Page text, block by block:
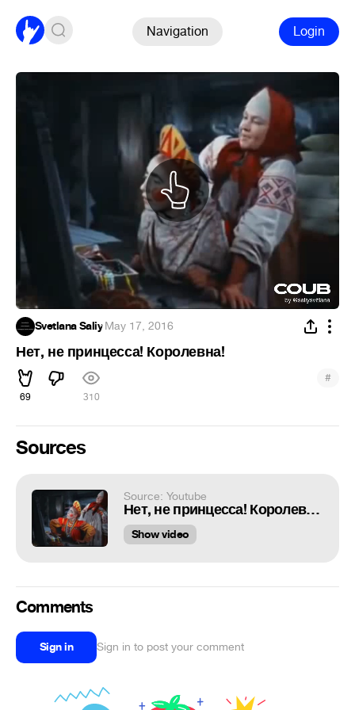
Navigation Login
Svetlana Saliy·May 17, 2016
Нет, не принцесса! Королевна!
69 310
#
Sources
Source: Youtube
Нет, не принцесса! Королевна!
Show video
Comments
Sign in Sign in to post your comment